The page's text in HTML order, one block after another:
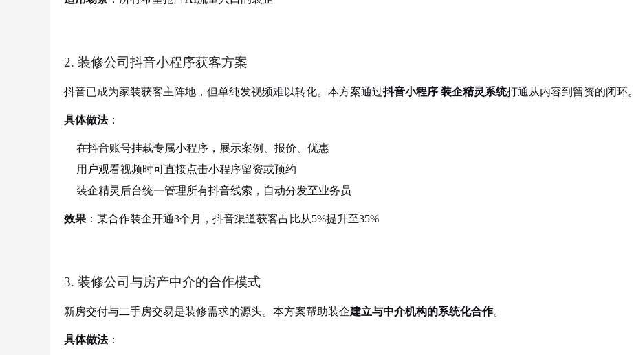
2. 装修公司抖音小程序获客方案
抖音已成为家装获客主阵地，但单纯发视频难以转化。本方案通过抖音小程序 装企精灵系统打通从内容到留资的闭环。
具体做法：
在抖音账号挂载专属小程序，展示案例、报价、优惠
用户观看视频时可直接点击小程序留资或预约
装企精灵后台统一管理所有抖音线索，自动分发至业务员
效果 ：某合作装企开通3个月，抖音渠道获客占比从5%提升至35%
3. 装修公司与房产中介的合作模式
新房交付与二手房交易是装修需求的源头。本方案帮助装企建立与中介机构的系统化合作。
具体做法：